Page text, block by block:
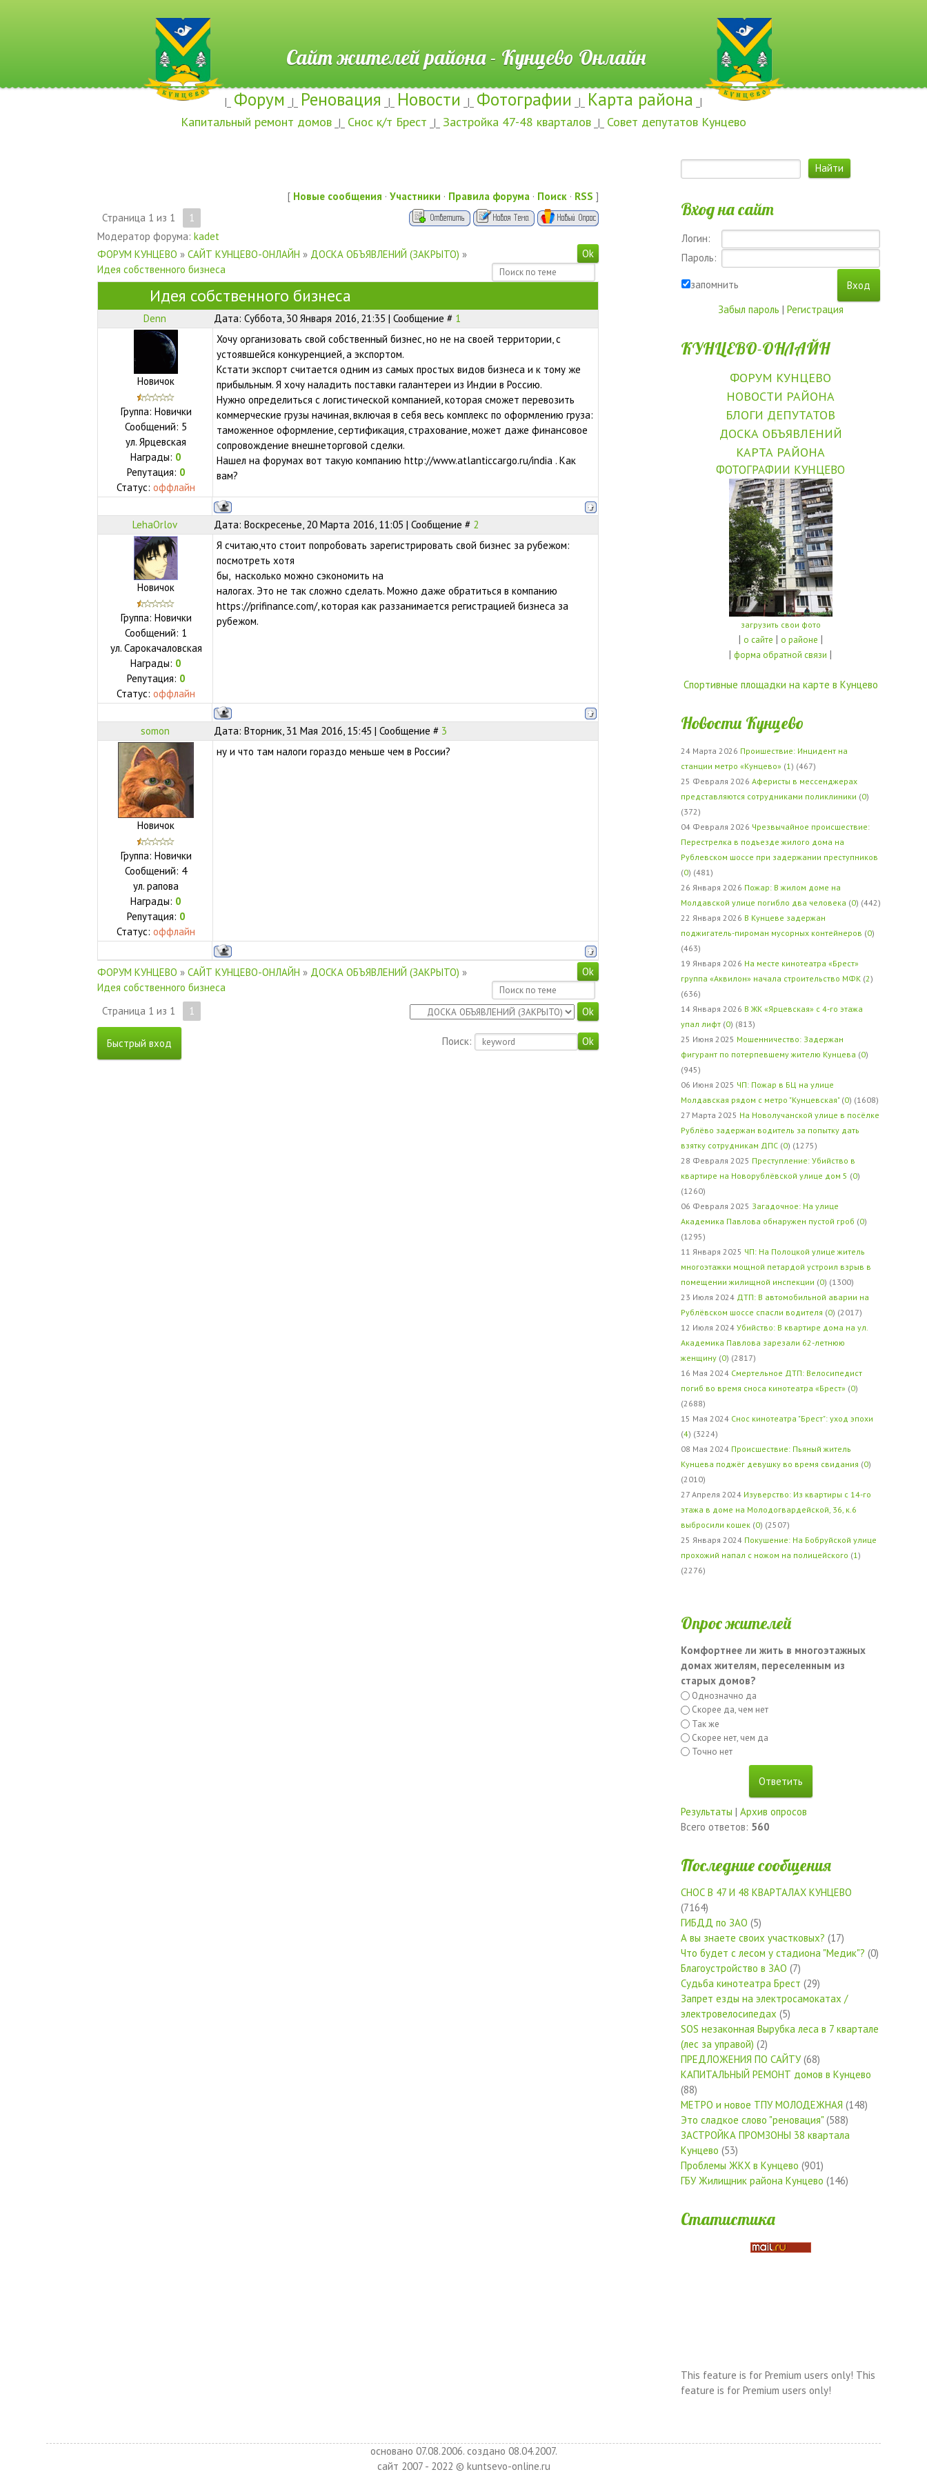
Сайт жителей района - Кунцево Онлайн
|_ Форум _|_ Реновация _|_ Новости _|_ Фотографии _|_ Карта района _|
Капитальный ремонт домов _|_ Снос к/т Брест _|_ Застройка 47-48 кварталов _|_ Совет депутатов Кунцево
[ Новые сообщения · Участники · Правила форума · Поиск · RSS ]
Страница 1 из 1
1
Модератор форума: kadet
ФОРУМ КУНЦЕВО » САЙТ КУНЦЕВО-ОНЛАЙН » ДОСКА ОБЪЯВЛЕНИЙ (ЗАКРЫТО) »
Идея собственного бизнеса
Идея собственного бизнеса
Denn Дата: Суббота, 30 Января 2016, 21:35 | Сообщение # 1
Новичок
Группа: Новички
Сообщений: 5
ул.Ярцевская
Награды: 0
Репутация: 0
Статус:оффлайн
Хочу организовать свой собственный бизнес, но не на своей территории, с
устоявшейся конкуренцией, а экспортом.
Кстати экспорт считается одним из самых простых видов бизнеса и к тому же
прибыльным. Я хочу наладить поставки галантереи из Индии в Россию.
Нужно определиться с логистической компанией, которая сможет перевозить
коммерческие грузы начиная, включая в себя весь комплекс по оформлению груза:
таможенное оформление, сертификация, страхование, может даже финансовое
сопровождение внешнеторговой сделки.
Нашел на форумах вот такую компанию http://www.atlanticcargo.ru/india . Как
вам?
LehaOrlov Дата: Воскресенье, 20 Марта 2016, 11:05 | Сообщение # 2
Новичок
Группа: Новички
Сообщений: 1
ул. Сарокачаловская
Награды: 0
Репутация: 0
Статус:оффлайн
Я считаю,что стоит попробовать зарегистрировать свой бизнес за рубежом:
посмотреть хотя
бы, насколько можно сэкономить на
налогах. Это не так сложно сделать. Можно даже обратиться в компанию
https://prifinance.com/, которая как раззанимается регистрацией бизнеса за
рубежом.
somon Дата: Вторник, 31 Мая 2016, 15:45 | Сообщение # 3
Новичок
Группа: Новички
Сообщений: 4
ул.рапова
Награды: 0
Репутация: 0
Статус:оффлайн
ну и что там налоги гораздо меньше чем в России?
ФОРУМ КУНЦЕВО » САЙТ КУНЦЕВО-ОНЛАЙН » ДОСКА ОБЪЯВЛЕНИЙ (ЗАКРЫТО) »
Идея собственного бизнеса
Страница 1 из 1 1
Поиск:
Вход на сайт
Логин:
Пароль:
запомнить
Забыл пароль | Регистрация
КУНЦЕВО-ОНЛАЙН
ФОРУМ КУНЦЕВО
НОВОСТИ РАЙОНА
БЛОГИ ДЕПУТАТОВ
ДОСКА ОБЪЯВЛЕНИЙ
КАРТА РАЙОНА
ФОТОГРАФИИ КУНЦЕВО
загрузить свои фото
| о сайте | о районе |
|форма обратной связи |
Спортивные площадки на карте в Кунцево
Новости Кунцево
24 Марта 2026 Проишествие: Инцидент на
станции метро «Кунцево» (1) (467)
25 Февраля 2026 Аферисты в мессенджерах
представляются сотрудниками поликлиники (0)
(372)
04 Февраля 2026 Чрезвычайное происшествие:
Перестрелка в подъезде жилого дома на
Рублевском шоссе при задержании преступников
(0) (481)
26 Января 2026 Пожар: В жилом доме на
Молдавской улице погибло два человека (0) (442)
22 Января 2026 В Кунцеве задержан
поджигатель-пироман мусорных контейнеров (0)
(463)
19 Января 2026 На месте кинотеатра «Брест»
группа «Аквилон» начала строительство МФК (2)
(636)
14 Января 2026 В ЖК «Ярцевская» с 4-го этажа
упал лифт (0) (813)
25 Июня 2025 Мошенничество: Задержан
фигурант по потерпевшему жителю Кунцева (0)
(945)
06 Июня 2025 ЧП: Пожар в БЦ на улице
Молдавская рядом с метро "Кунцевская" (0) (1608)
27 Марта 2025 На Новолучанской улице в посёлке
Рублёво задержан водитель за попытку дать
взятку сотрудникам ДПС (0) (1275)
28 Февраля 2025 Преступление: Убийство в
квартире на Новорублёвской улице дом 5 (0)
(1260)
06 Февраля 2025 Загадочное: На улице
Академика Павлова обнаружен пустой гроб (0)
(1295)
11 Января 2025 ЧП: На Полоцкой улице житель
многоэтажки мощной петардой устроил взрыв в
помещении жилищной инспекции (0) (1300)
23 Июля 2024 ДТП: В автомобильной аварии на
Рублёвском шоссе спасли водителя (0) (2017)
12 Июля 2024 Убийство: В квартире дома на ул.
Академика Павлова зарезали 62-летнюю
женщину (0) (2817)
16 Мая 2024 Смертельное ДТП: Велосипедист
погиб во время сноса кинотеатра «Брест» (0)
(2688)
15 Мая 2024 Снос кинотеатра "Брест": уход эпохи
(4) (3224)
08 Мая 2024 Происшествие: Пьяный житель
Кунцева поджёг девушку во время свидания (0)
(2010)
27 Апреля 2024 Изуверство: Из квартиры с 14-го
этажа в доме на Молодогвардейской, 36, к.6
выбросили кошек (0) (2507)
25 Января 2024 Покушение: На Бобруйской улице
прохожий напал с ножом на полицейского (1)
(2276)
Опрос жителей
Комфортнее ли жить в многоэтажных
домах жителям, переселенным из
старых домов?
Однозначно да
Скорее да, чем нет
Так же
Скорее нет, чем да
Точно нет
Результаты | Архив опросов
Всего ответов: 560
Последние сообщения
СНОС В 47 И 48 КВАРТАЛАХ КУНЦЕВО
(7164)
ГИБДД по ЗАО (5)
А вы знаете своих участковых? (17)
Что будет с лесом у стадиона "Медик"? (0)
Благоустройство в ЗАО (7)
Судьба кинотеатра Брест (29)
Запрет езды на электросамокатах /
электровелосипедах (5)
SOS незаконная Вырубка леса в 7 квартале
(лес за управой) (2)
ПРЕДЛОЖЕНИЯ ПО САЙТУ(68)
КАПИТАЛЬНЫЙ РЕМОНТ домов в Кунцево
(88)
МЕТРО и новое ТПУ МОЛОДЕЖНАЯ (148)
Это сладкое слово "реновация"(588)
ЗАСТРОЙКА ПРОМЗОНЫ 38 квартала
Кунцево (53)
Проблемы ЖКХ в Кунцево (901)
ГБУ Жилищник района Кунцево (146)
Статистика
This feature is for Premium users only! This
feature is for Premium users only!
основано 07.08.2006. создано 08.04.2007.
сайт 2007 - 2022 © kuntsevo-online.ru